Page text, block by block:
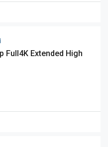
Full4K Extended High